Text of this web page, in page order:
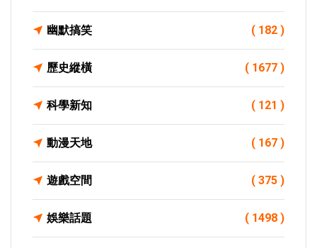
幽默搞笑 ( 182 )
歷史縱橫 ( 1677 )
科學新知 ( 121 )
動漫天地 ( 167 )
遊戲空間 ( 375 )
娛樂話題 ( 1498 )